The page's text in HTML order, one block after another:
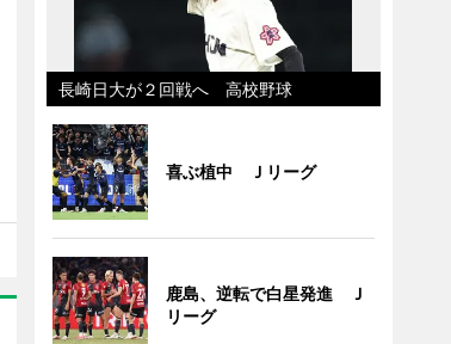
長崎日大が２回戦へ 高校野球
喜ぶ植中 Ｊリーグ
鹿島、逆転で白星発進 Ｊ
リーグ